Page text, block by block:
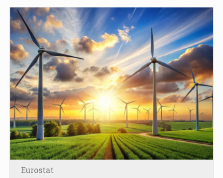
Eurostat